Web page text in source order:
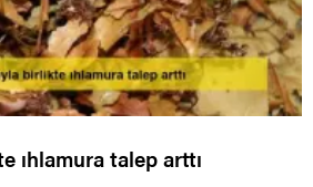
ıhlamura talep arttı